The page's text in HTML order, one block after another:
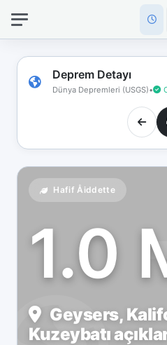
Deprem Detayı
Dünya Depremleri (USGS)•
Hafif Åiddette
1.0
Geysers,
Kuzeybatı
bağlantınız
koptu!
Çevrimdışı
moddasınız.